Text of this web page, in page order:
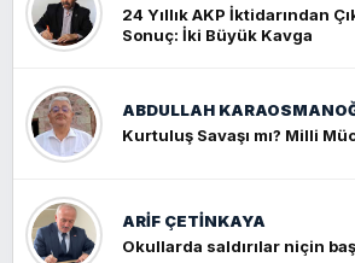
24 Yıllık AKP İktidarından
Sonuç: İki Büyük Kavga
ABDULLAH
Kurtuluş Savaşı mı? Milli
ARIF ÇETİNKAYA
Okullarda saldırılar niçin